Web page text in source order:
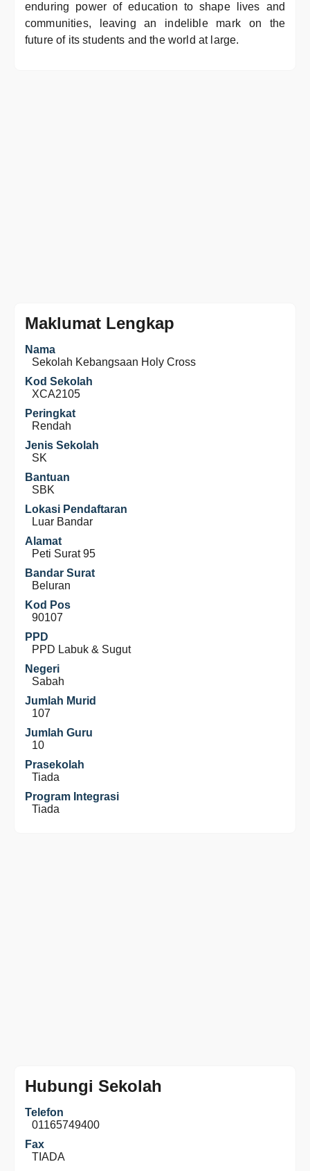
enduring power of education to shape lives and
communities, leaving an indelible mark on the
future of its students and the world at large.
Maklumat Lengkap
Nama
Sekolah Kebangsaan Holy Cross
Kod Sekolah
XCA2105
Peringkat
Rendah
Jenis Sekolah
SK
Bantuan
SBK
Lokasi Pendaftaran
Luar Bandar
Alamat
Peti Surat 95
Bandar Surat
Beluran
Kod Pos
90107
PPD
PPD Labuk & Sugut
Negeri
Sabah
Jumlah Murid
107
Jumlah Guru
10
Prasekolah
Tiada
Program Integrasi
Tiada
Hubungi Sekolah
Telefon
01165749400
Fax
TIADA